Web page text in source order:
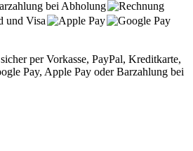
per Vorkasse, PayPal, Kreditkarte,
Pay, Apple Pay oder Barzahlung bei